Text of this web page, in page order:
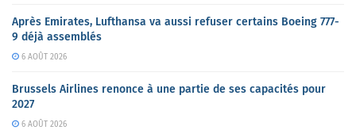
Après Emirates, Lufthansa va aussi refuser certains Boeing 777-
9 déjà assemblés
6 AOÛT 2026
Brussels Airlines renonce à une partie de ses capacités pour
2027
6 AOÛT 2026